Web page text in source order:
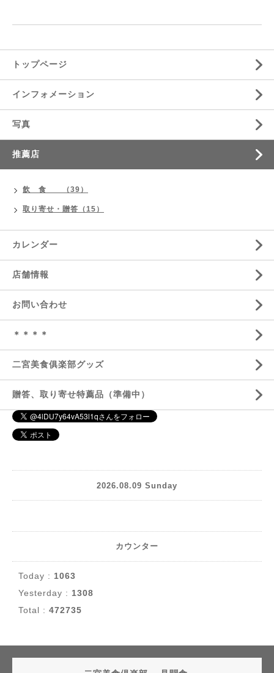
トップページ
インフォメーション
写真
推薦店
飲 食 （39）
取り寄せ・贈答（15）
カレンダー
店舗情報
お問い合わせ
＊＊＊＊
二宮美食俱楽部グッズ
贈答、取り寄せ特薦品（準備中）
2026.08.09 Sunday
カウンター
Today : 1063
Yesterday : 1308
Total : 472735